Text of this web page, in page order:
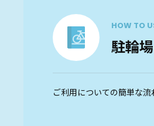
HOW TO
駐輪
ご利用についての簡単な流